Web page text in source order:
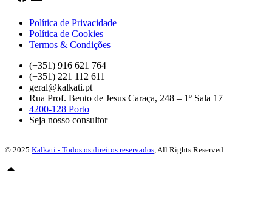
Política de Privacidade
Política de Cookies
Termos & Condições
(+351) 916 621 764
(+351) 221 112 611
geral@kalkati.pt
Rua Prof. Bento de Jesus Caraça, 248 – 1º Sala 17
4200-128 Porto
Seja nosso consultor
© 2025 Kalkati - Todos os direitos reservados , All Rights Reserved